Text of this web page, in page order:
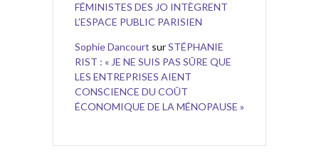
FÉMINISTES DES JO INTÈGRENT
L’ESPACE PUBLIC PARISIEN
Sophie Dancourt surSTÉPHANIE
RIST : « JE NE SUIS PAS SÛRE QUE
LES ENTREPRISES AIENT
CONSCIENCE DU COÛT
ÉCONOMIQUE DE LA MÉNOPAUSE »